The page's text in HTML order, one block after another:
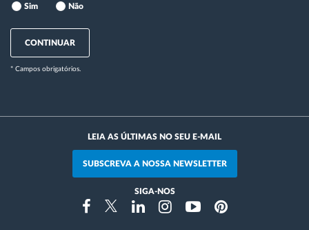
Sim Não
CONTINUAR
* Campos obrigatórios.
LEIA AS ÚLTIMAS NO SEU E-MAIL
SUBSCREVA A NOSSA NEWSLETTER
SIGA-NOS
FacebookTwitterLinkedinInstragramYoutubePinterest